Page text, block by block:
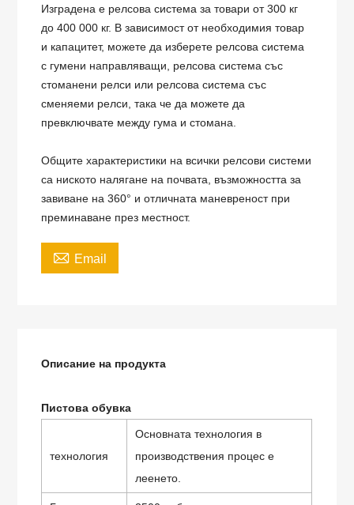
Изградена е релсова система за товари от 300 кг
до 400 000 кг. В зависимост от необходимия товар
и капацитет, можете да изберете релсова система
с гумени направляващи, релсова система със
стоманени релси или релсова система със
сменяеми релси, така че да можете да
превключвате между гума и стомана.
Общите характеристики на всички релсови системи
са ниското налягане на почвата, възможността за
завиване на 360° и отличната маневреност при
преминаване през местност.
 Email
Описание на продукта
Пистова обувка
технология
Основната технология в
производствения процес е
леенето.